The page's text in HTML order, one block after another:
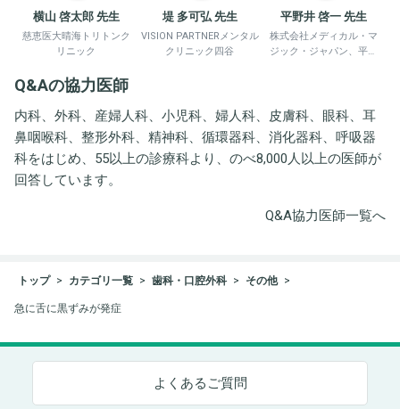
横山 啓太郎 先生
慈恵医大晴海トリトンク
リニック
堤 多可弘 先生
VISION PARTNERメンタル
クリニック四谷
平野井 啓一 先生
株式会社メディカル・マ
ジック・ジャパン、平野
Q&Aの協力医師
内科、外科、産婦人科、小児科、婦人科、皮膚科、眼科、耳
鼻咽喉科、整形外科、精神科、循環器科、消化器科、呼吸器
科をはじめ、55以上の診療科より、のべ8,000人以上の医師が
回答しています。
Q&A協力医師一覧へ
トップ カテゴリ一覧 歯科・口腔外科 その他
急に舌に黒ずみが発症
よくあるご質問